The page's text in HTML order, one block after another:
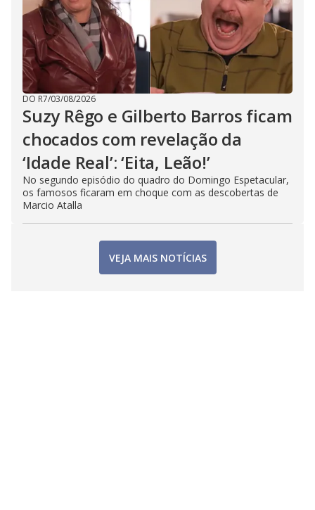
DO R7/03/08/2026
Suzy Rêgo e Gilberto Barros ficam
chocados com revelação da
‘Idade Real’: ‘Eita, Leão!’
No segundo episódio do quadro do Domingo Espetacular,
os famosos ficaram em choque com as descobertas de
Marcio Atalla
VEJA MAIS NOTÍCIAS